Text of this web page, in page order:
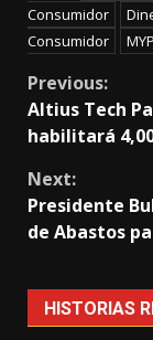
Consumidor
Consumidor
Continue
Reading
Previous:
Altius Tech
habilitará
Next:
Presidente
de Abastos
HISTORIAS